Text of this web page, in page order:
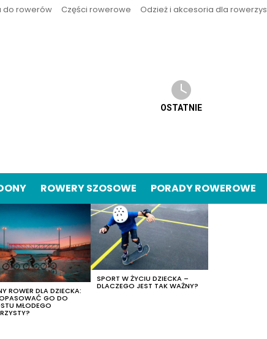
do rowerów Części rowerowe Odzież i akcesoria dla
OSTATNIE
ROWERY SZOSOWE PORADY ROWEROWE
ROWER DLA DZIECKA:
GO DO
MŁODEGO
SPORT W ŻYCIU DZIECKA –
DLACZEGO JEST TAK WAŻNY?